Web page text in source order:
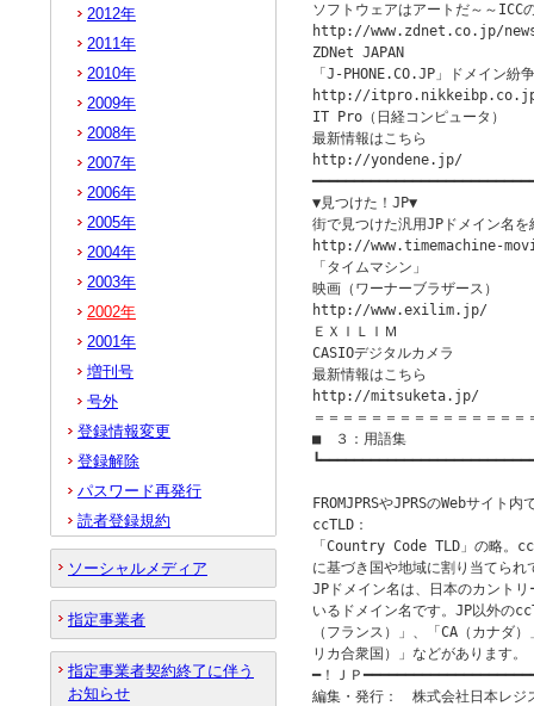
ソフトウェアはアートだ～～
http://www.zdnet.co.jp/
ZDNet JAPAN
「J-PHONE.CO.JP」ドメイン
http://itpro.nikkeibp.co.jp/
IT Pro（日経コンピュータ）
最新情報はこちら
http://yondene.jp/
▼見つけた！JP▼　
街で見つけた汎用JPドメイン名
http://www.timemachine-
「タイムマシン」
映画（ワーナーブラザース）
http://www.exilim.jp/
ＥＸＩＬＩＭ
CASIOデジタルカメラ
最新情報はこちら
http://mitsuketa.jp/
＝＝＝＝＝＝＝＝＝＝＝＝＝＝
■　３：用語集
FROMJPRSやJPRSのWebサイト
ccTLD：
「Country Code TLD」の略。
に基づき国や地域に割り当てら
JPドメイン名は、日本のカント
いるドメイン名です。JP以外の
（フランス）」、「CA（カナダ
リカ合衆国）」などがあります。
━！ＪＰ
編集・発行：　株式会社日本
2012年
2011年
2010年
2009年
2008年
2007年
2006年
2005年
2004年
2003年
2002年
2001年
増刊号
号外
登録情報変更
登録解除
パスワード再発行
読者登録規約
ソーシャルメディア
指定事業者
指定事業者契約終了に伴う
お知らせ